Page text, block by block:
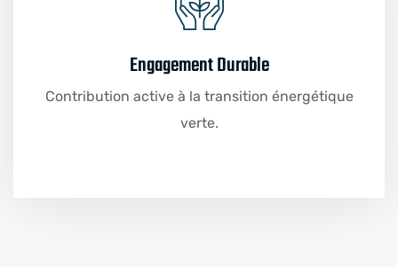
Engagement Durable
Contribution active à la transition énergétique
verte.